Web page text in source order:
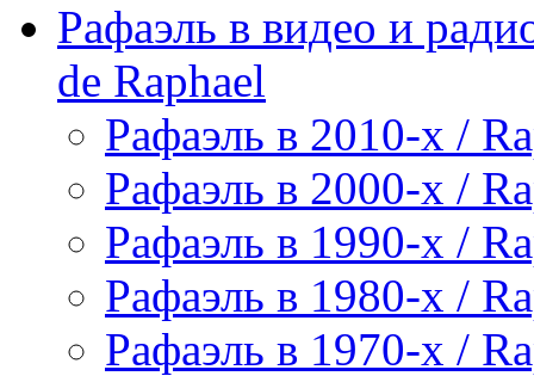
Рафаэль в видео и
de Raphael
Рафаэль в 2010-х /
Рафаэль в 2000-х /
Рафаэль в 1990-х /
Рафаэль в 1980-х /
Рафаэль в 1970-х /